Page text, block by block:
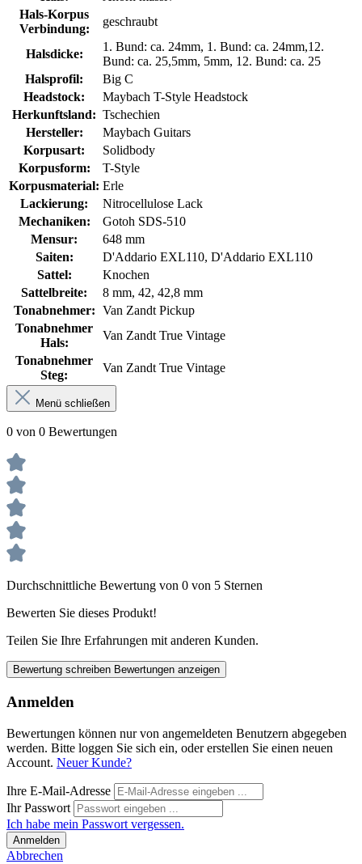
Hals-Korpus
Verbindung:
geschraubt
Halsdicke:
1. Bund: ca. 24mm, 1. Bund: ca. 24mm,12.
Bund: ca. 25,5mm, 5mm, 12. Bund: ca. 25
Halsprofil:
Big C
Headstock:
Maybach T-Style Headstock
Herkunftsland: Tschechien
Hersteller:
Maybach Guitars
Korpusart:
Solidbody
Korpusform:
T-Style
Korpusmaterial: Erle
Lackierung:
Nitrocellulose Lack
Mechaniken:
Gotoh SDS-510
Mensur:
648 mm
Saiten:
D'Addario EXL110, D'Addario EXL110
Sattel:
Knochen
Sattelbreite:
8 mm, 42, 42,8 mm
Tonabnehmer: Van Zandt Pickup
Tonabnehmer
Hals:
Van Zandt True Vintage
Tonabnehmer
Steg:
Van Zandt True Vintage
Menü schließen
0 von 0 Bewertungen
Durchschnittliche Bewertung von 0 von 5 Sternen
Bewerten Sie dieses Produkt!
Teilen Sie Ihre Erfahrungen mit anderen Kunden.
Bewertung schreiben Bewertungen anzeigen
Anmelden
Bewertungen können nur von angemeldeten Benutzern abgegeben
werden. Bitte loggen Sie sich ein, oder erstellen Sie einen neuen
Account. Neuer Kunde?
Ihre E-Mail-Adresse
Ihr Passwort
Ich habe mein Passwort vergessen.
Anmelden
Abbrechen